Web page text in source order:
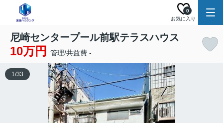
お気に入り
0
尼崎センタープール前駅テラスハウス
10万円 管理/共益費 -
1/33